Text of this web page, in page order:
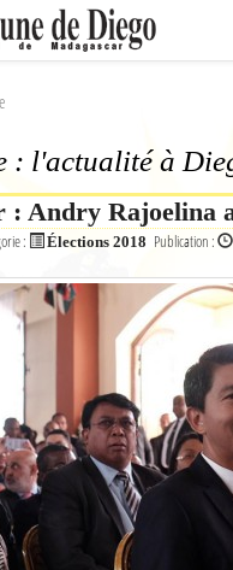
: l'actualité à
: Andry Rajoelina
: Élections 2018 Publication :